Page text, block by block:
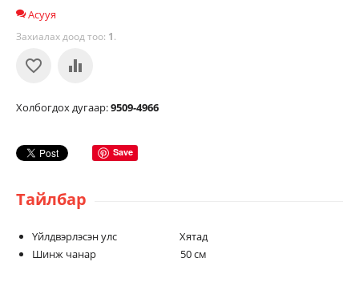
Асууя
Захиалах доод тоо: 1.
Холбогдох дугаар:9509-4966
Save
Тайлбар
Үйлдвэрлэсэн улс Хятад
Шинж чанар 50 см